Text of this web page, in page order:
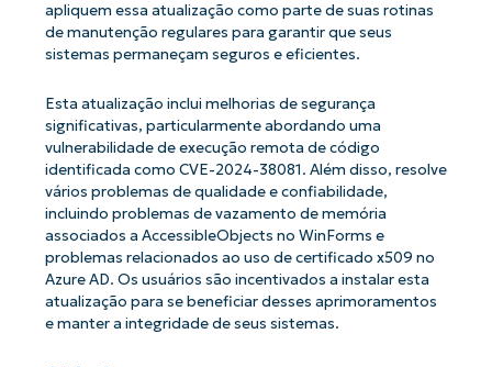
apliquem essa atualização como parte de suas rotinas
de manutenção regulares para garantir que seus
sistemas permaneçam seguros e eficientes.
Esta atualização inclui melhorias de segurança
significativas, particularmente abordando uma
vulnerabilidade de execução remota de código
identificada como CVE-2024-38081. Além disso, resolve
vários problemas de qualidade e confiabilidade,
incluindo problemas de vazamento de memória
associados a AccessibleObjects no WinForms e
problemas relacionados ao uso de certificado x509 no
Azure AD. Os usuários são incentivados a instalar esta
atualização para se beneficiar desses aprimoramentos
e manter a integridade de seus sistemas.